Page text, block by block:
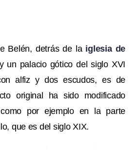
Belén, detrás de la iglesia de
un palacio gótico del siglo XVI
alfiz y dos escudos, es de
original ha sido modificado
como por ejemplo en la parte
que es del siglo XIX.